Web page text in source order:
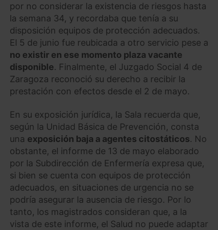
por no considerar la existencia de riesgos hasta
la semana 34, y recordaba que tenía a su
disposición equipos de protección adecuados.
El 5 de junio fue reubicada a otro servicio pese a
no existir en ese momento plaza vacante
disponible. Finalmente, el Juzgado Social 4 de
Zaragoza reconoció su derecho a recibir la
prestación con efectos desde el 2 de mayo.
En su exposición jurídica, la Sala recuerda que,
según la Unidad Básica de Prevención, consta
una exposición baja a agentes citostáticos. No
obstante, el informe de 13 de mayo elaborado
por la Subdirección de Enfermería expresa que,
si bien se cuenta con equipos de protección
adecuados, en situaciones de urgencia no se
podría asegurar la ausencia de riesgo. Por lo
tanto, los magistrados consideran que, a la
vista de este informe, el Salud no puede adaptar